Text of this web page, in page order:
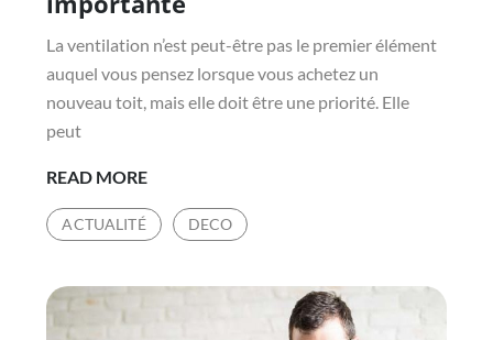
La ventilation n’est peut-être pas le premier élément
auquel vous pensez lorsque vous achetez un
nouveau toit, mais elle doit être une priorité. Elle
peut
READ MOREREMPLACEMENT
DE
LA
:
ACTUALITÉ DECO